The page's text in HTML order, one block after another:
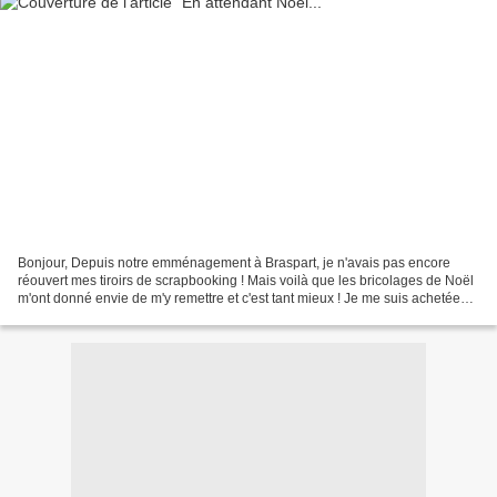
Bonjour, Depuis notre emménagement à Braspart, je n'avais pas encore
réouvert mes tiroirs de scrapbooking ! Mais voilà que les bricolages de Noël
m'ont donné envie de m'y remettre et c'est tant mieux ! Je me suis achetée